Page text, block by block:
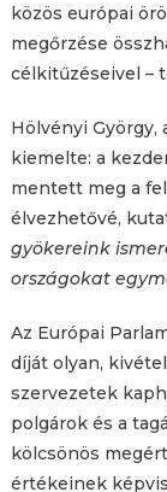
közös európai
megőrzése
célkitűzéseivel –
Hölvényi
kiemelte: a
mentett meg a
élvezhetővé,
gyökereink
országokat
Az Európai
díját olyan,
szervezetek
polgárok és a
kölcsönös
értékeinek